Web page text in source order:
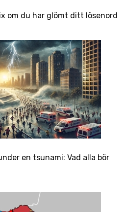
om du har glömt ditt lösenord
en tsunami: Vad alla bör